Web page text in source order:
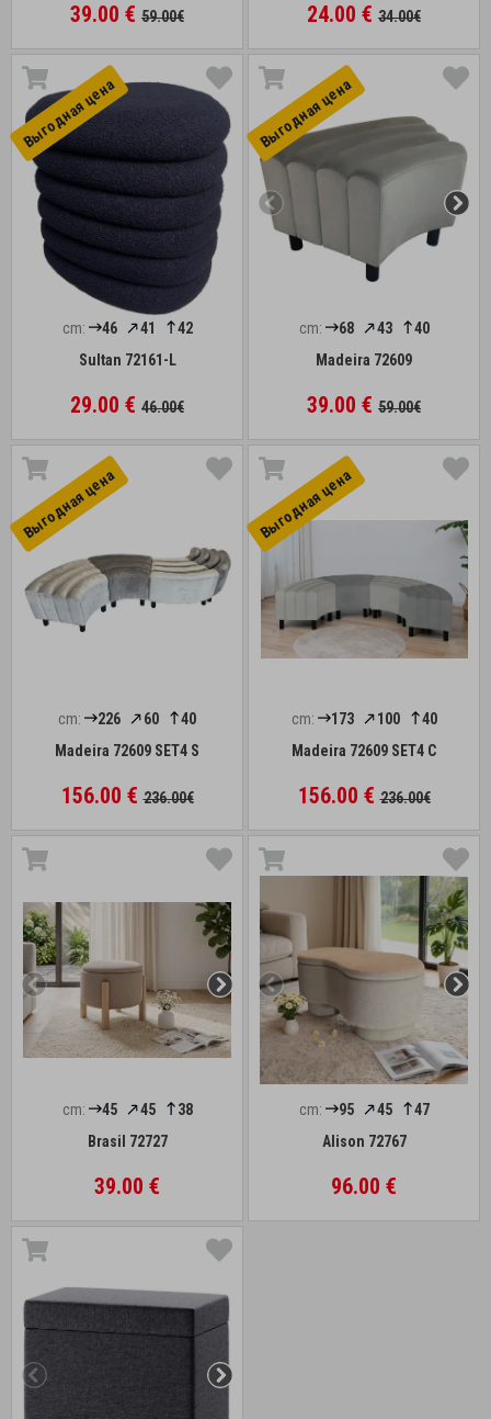
39.00 € 59.00€ 24.00 € 34.00€
Выгоднaя цена
cm: 46 41
42
Sultan 72161-L
29.00 € 46.00€
Выгоднaя цена
cm: 68 43
40
Madeira 72609
39.00 € 59.00€
Выгоднaя цена
cm: 226 60
40
Madeira 72609 SET4 S
156.00 €236.00€
Выгоднaя цена
cm: 173 100
40
Madeira 72609 SET4 C
156.00 €236.00€
cm: 45 45
38
Brasil 72727
39.00 €
cm: 95 45
47
Alison 72767
96.00 €